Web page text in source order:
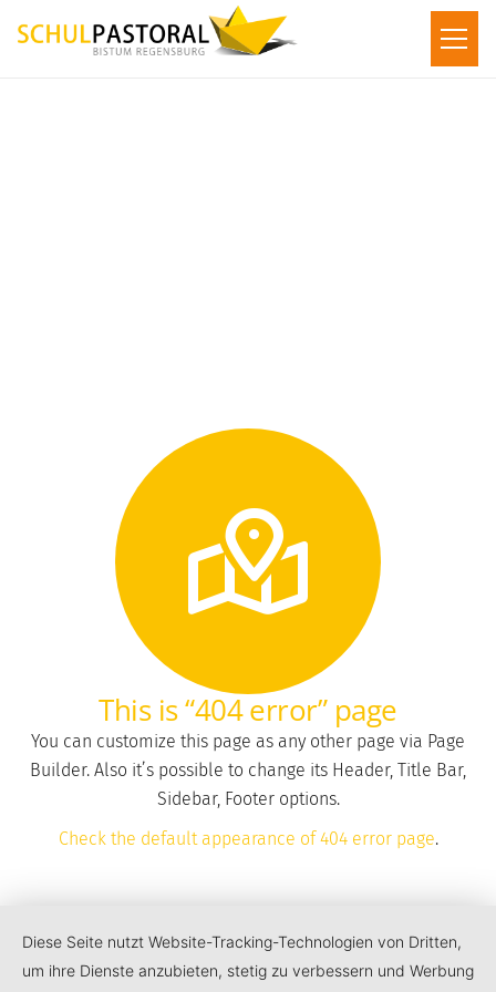
This is “404 error” page
You can customize this page as any other page via Page
Builder. Also it’s possible to change its Header, Title Bar,
Sidebar, Footer options.
Check the default appearance of 404 error page.
Diese Seite nutzt Website-Tracking-Technologien von Dritten,
um ihre Dienste anzubieten, stetig zu verbessern und Werbung